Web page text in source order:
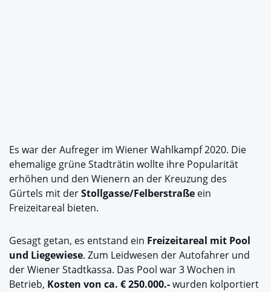
Es war der Aufreger im Wiener Wahlkampf 2020. Die
ehemalige grüne Stadträtin wollte ihre Popularität
erhöhen und den Wienern an der Kreuzung des
Gürtels mit derStollgasse/Felberstraße ein
Freizeitareal bieten.
Gesagt getan, es entstand ein Freizeitareal mit Pool
und Liegewiese. Zum Leidwesen der Autofahrer und
der Wiener Stadtkassa. Das Pool war 3 Wochen in
Betrieb, Kosten von ca. € 250.000.-wurden kolportiert